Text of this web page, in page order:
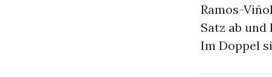
Ramos-
Satz ab und
Im Doppel